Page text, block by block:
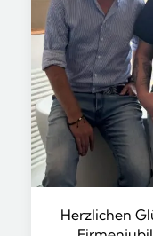
Herzlichen